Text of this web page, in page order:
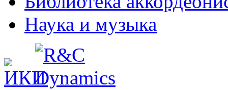
Наука и музыка